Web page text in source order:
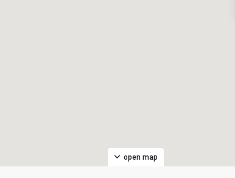
open map